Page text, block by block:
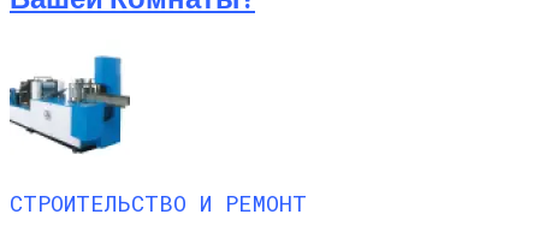
СТРОИТЕЛЬСТВО И РЕМОНТ